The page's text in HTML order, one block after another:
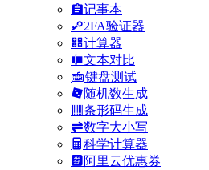
记事本
2FA验证器
计算器
文本对比
键盘测试
随机数生成
条形码生成
数字大小写
科学计算器
阿里云优惠券